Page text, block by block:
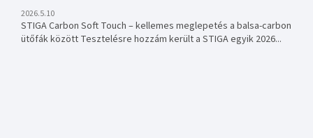
2026.5.10
STIGA Carbon Soft Touch – kellemes meglepetés a balsa-carbon
ütőfák között Tesztelésre hozzám került a STIGA egyik 2026...